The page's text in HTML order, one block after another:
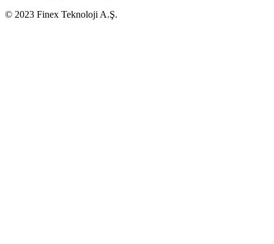
© 2023 Finex Teknoloji A.Ş.